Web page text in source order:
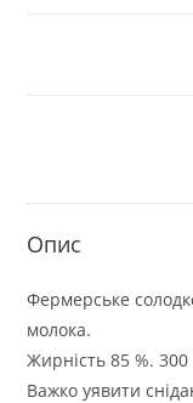
Опис
Фермерське
молока.
Жирність 85 %. 300
Важко уявити